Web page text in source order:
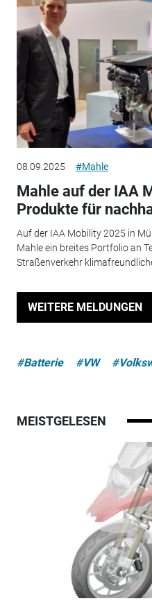
08.09.2025 #Mahle
Mahle auf der IAA
Produkte für
Auf der IAA Mobility 2025 in
Mahle ein breites Portfolio an
Straßenverkehr
WEITERE MELDUNGEN
#Batterie #VW
MEISTGELESEN